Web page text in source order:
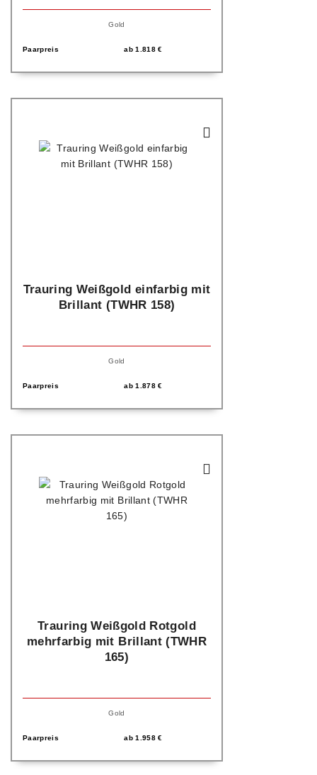
Gold
Paarpreis ab1.818€
Trauring Weißgold einfarbig mit
Brillant (TWHR 158)
Gold
Paarpreis ab1.878€
Trauring Weißgold Rotgold
mehrfarbig mit Brillant (TWHR
165)
Gold
Paarpreis ab1.958€